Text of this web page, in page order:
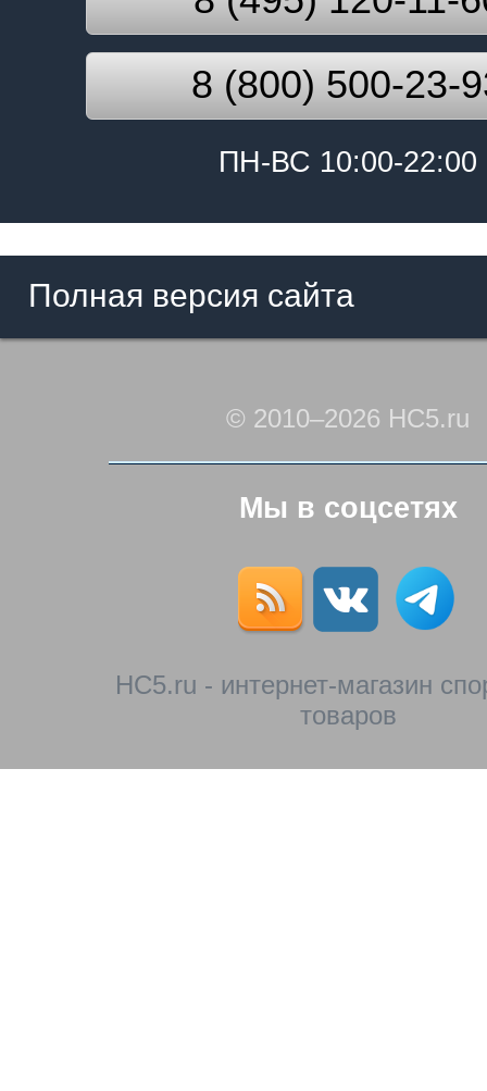
8 (800) 500-23-
ПН-ВС 10:00-22:00
Полная версия сайта
© 2010–2026 HC5.ru
Мы в соцсетях
HC5.ru - интернет-магазин
товаров